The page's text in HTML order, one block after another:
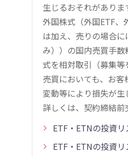
生じるおそれがありま
外国株式（外国ETF、
は加え、売りの場合
み））の国内売買手
式を相対取引（募集
売買においても、お
変動等により損失が生
詳しくは、契約締結
ETF・ETNの投資
ETF・ETNの投資